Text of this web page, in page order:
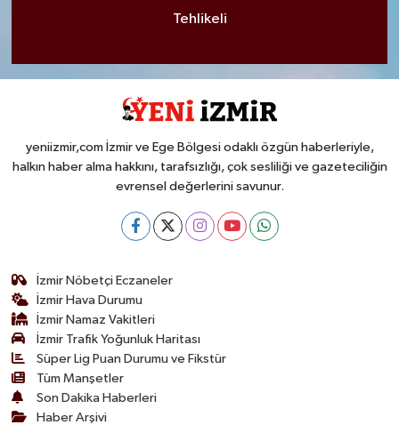
Tehlikeli
yeniizmir,com İzmir ve Ege Bölgesi odaklı özgün haberleriyle,
halkın haber alma hakkını, tarafsızlığı, çok sesliliği ve gazeteciliğin
evrensel değerlerini savunur.
İzmir Nöbetçi Eczaneler
İzmir Hava Durumu
İzmir Namaz Vakitleri
İzmir Trafik Yoğunluk Haritası
Süper Lig Puan Durumu ve Fikstür
Tüm Manşetler
Son Dakika Haberleri
Haber Arşivi